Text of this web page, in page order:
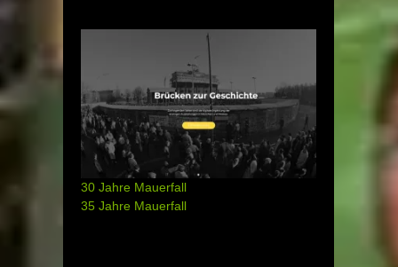
30 Jahre Mauerfall
35 Jahre Mauerfall